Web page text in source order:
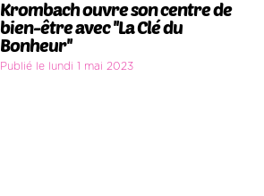
Krombach ouvre son centre de
bien-être avec ''La Clé du
Bonheur''
Publié le lundi 1 mai 2023